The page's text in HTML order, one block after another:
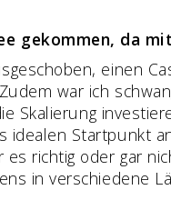
gekommen, da
einen
war ich
Skalierung
idealen Startpunkt
richtig oder gar
in verschiedene